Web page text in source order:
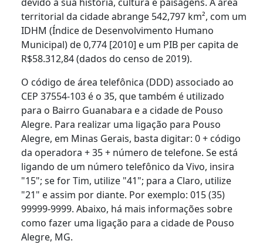
territorial da cidade abrange 542,797 km², com um
IDHM (Índice de Desenvolvimento Humano
Municipal) de 0,774 [2010] e um PIB per capita de
R$58.312,84 (dados do censo de 2019).
O código de área telefônica (DDD) associado ao
CEP 37554-103 é o 35, que também é utilizado
para o Bairro Guanabara e a cidade de Pouso
Alegre. Para realizar uma ligação para Pouso
Alegre, em Minas Gerais, basta digitar: 0 + código
da operadora + 35 + número de telefone. Se está
ligando de um número telefônico da Vivo, insira
"15"; se for Tim, utilize "41"; para a Claro, utilize
"21" e assim por diante. Por exemplo: 015 (35)
99999-9999. Abaixo, há mais informações sobre
como fazer uma ligação para a cidade de Pouso
Alegre, MG.